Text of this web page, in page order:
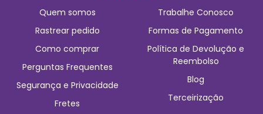
Quem somos
Rastrear pedido
Como comprar
Perguntas Frequentes
Segurança e Privacidade
Fretes
Trabalhe Conosco
Formas de Pagamento
Política de Devolução e
Reembolso
Blog
Terceirização